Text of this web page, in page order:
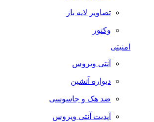
تصاویر لایه باز
وکتور
امنیتی
آنتی ویروس
دیواره آتشین
ضد هک و جاسوسی
آپدیت آنتی ویروس